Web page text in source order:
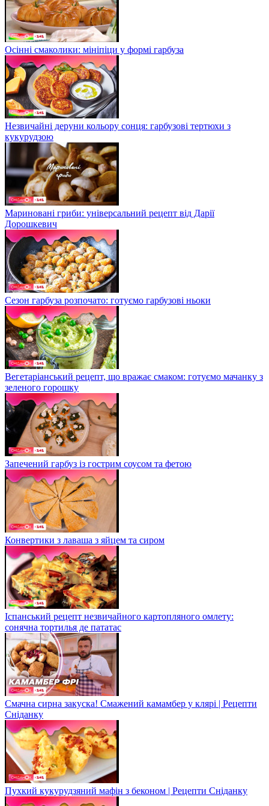
Осінні смаколики: мініпіци у формі гарбуза
Незвичайні деруни кольору сонця: гарбузові тертюхи з
кукурудзою
Мариновані гриби: універсальний рецепт від Дарії
Дорошкевич
Сезон гарбуза розпочато: готуємо гарбузові ньоки
Вегетаріанський рецепт, що вражає смаком: готуємо мачанку з
зеленого горошку
Запечений гарбуз із гострим соусом та фетою
Конвертики з лаваша з яйцем та сиром
Іспанський рецепт незвичайного картопляного омлету:
сонячна тортилья де пататас
Смачна сирна закуска! Смажений камамбер у клярі | Рецепти
Сніданку
Пухкий кукурудзяний мафін з беконом | Рецепти Сніданку